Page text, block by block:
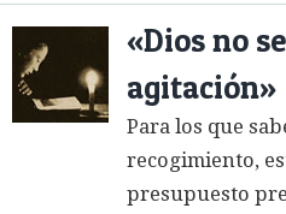
«Dios no
agitación»
Para los que
recogimiento,
presupuesto